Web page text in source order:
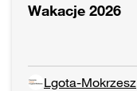
Wakacje 2026
Lgota-Mokrzesz